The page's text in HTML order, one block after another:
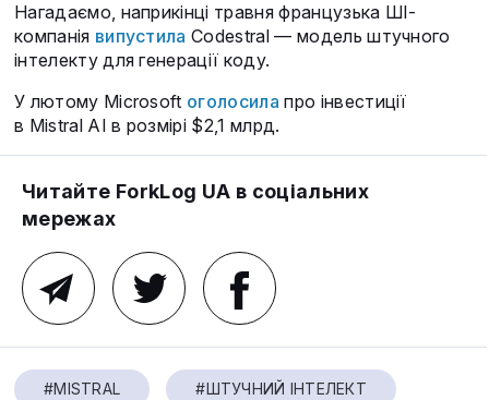
Нагадаємо, наприкінці травня французька ШІ-
компанія випустила Codestral — модель штучного
інтелекту для генерації коду.
У лютому Microsoft оголосила про інвестиції
в Mistral AI в розмірі $2,1 млрд.
Читайте ForkLog UA в соціальних
мережах
#MISTRAL #ШТУЧНИЙ ІНТЕЛЕКТ